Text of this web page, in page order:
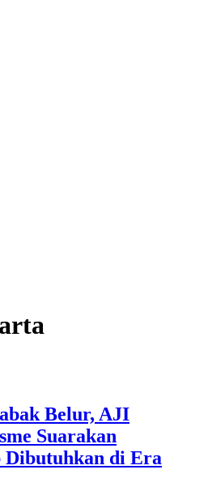
Belur, AJI
Suarakan
Dibutuhkan di Era